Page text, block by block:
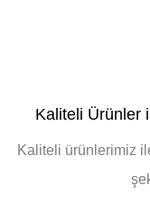
Kaliteli Ürünler
Kaliteli ürünlerimiz